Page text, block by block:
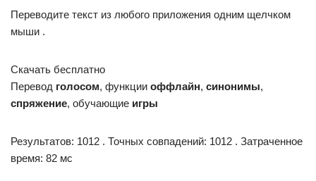
Переводите текст из любого приложения одним щелчком
мыши .
Скачать бесплатно
Перевод голосом, функции оффлайн, синонимы,
спряжение, обучающие игры
Результатов: 1012 . Точных совпадений: 1012 . Затраченное
время: 82 мс